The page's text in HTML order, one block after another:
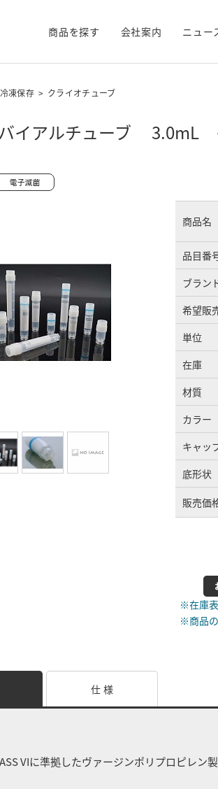
商品を探す 会社案内 ニュー
凍保存 > クライオチューブ
イアルチューブ 3.0mL
商品名
品目番
ブラン
希望販
単位
在庫
材質
カラー
キャッ
底形状
販売価
※在庫
※商品
仕 様
VIに準拠したヴァージンポリプロピレン製